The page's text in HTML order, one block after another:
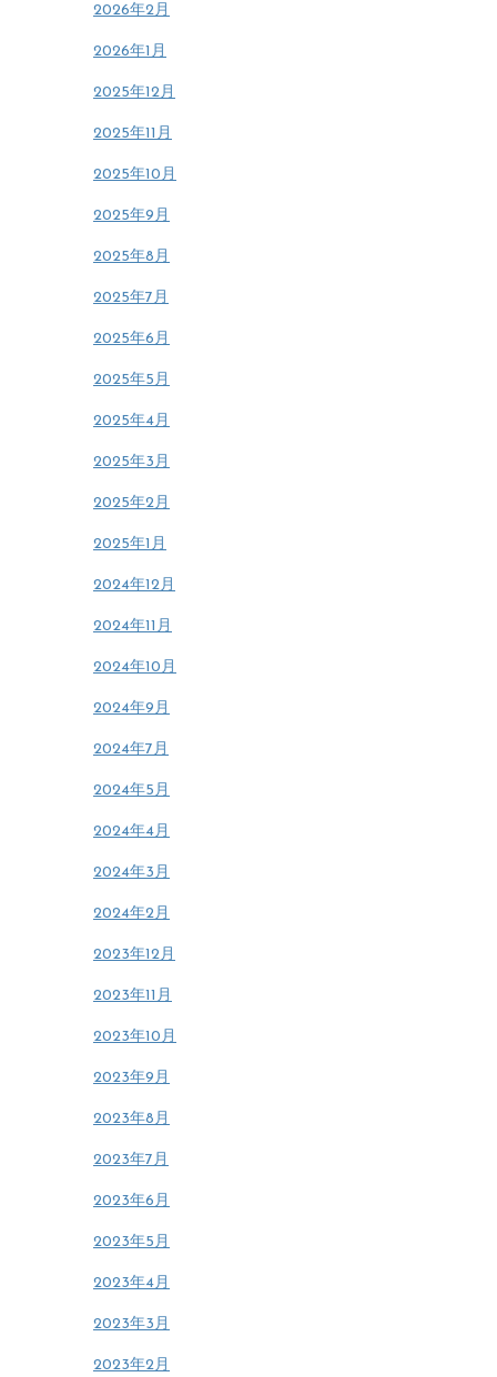
2026年2月
2026年1月
2025年12月
2025年11月
2025年10月
2025年9月
2025年8月
2025年7月
2025年6月
2025年5月
2025年4月
2025年3月
2025年2月
2025年1月
2024年12月
2024年11月
2024年10月
2024年9月
2024年7月
2024年5月
2024年4月
2024年3月
2024年2月
2023年12月
2023年11月
2023年10月
2023年9月
2023年8月
2023年7月
2023年6月
2023年5月
2023年4月
2023年3月
2023年2月